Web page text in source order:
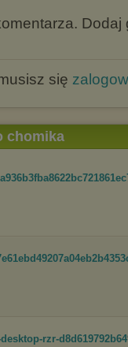
Dodaj
się
chomika
rzr-